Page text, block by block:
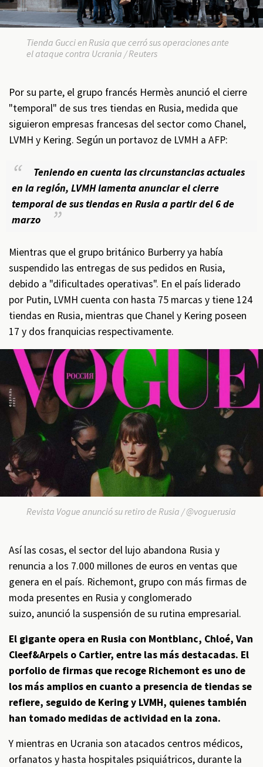
Tienda Gucci en Rusia que cerró sus operaciones ante
el ataque contra Ucrania / Reuters
Por su parte, el grupo francés Hermès anunció el cierre
"temporal" de sus tres tiendas en Rusia, medida que
siguieron empresas francesas del sector como Chanel,
LVMH y Kering. Según un portavoz de LVMH a AFP:
Teniendo en cuenta las circunstancias actuales
en la región, LVMH lamenta anunciar el cierre
temporal de sus tiendas en Rusia a partir del 6 de
marzo
Mientras que el grupo británico Burberry ya había
suspendido las entregas de sus pedidos en Rusia,
debido a "dificultades operativas". En el país liderado
por Putin, LVMH cuenta con hasta 75 marcas y tiene 124
tiendas en Rusia, mientras que Chanel y Kering poseen
17 y dos franquicias respectivamente.
Revista Vogue anunció su retiro de Rusia / @voguerusia
Así las cosas, el sector del lujo abandona Rusia y
renuncia a los 7.000 millones de euros en ventas que
genera en el país. Richemont, grupo con más firmas de
moda presentes en Rusia y conglomerado
suizo, anunció la suspensión de su rutina empresarial.
El gigante opera en Rusia con Montblanc, Chloé, Van
Cleef&Arpels o Cartier, entre las más destacadas. El
porfolio de firmas que recoge Richemont es uno de
los más amplios en cuanto a presencia de tiendas se
refiere, seguido de Kering y LVMH, quienes también
han tomado medidas de actividad en la zona.
Y mientras en Ucrania son atacados centros médicos,
orfanatos y hasta hospitales psiquiátricos, durante la